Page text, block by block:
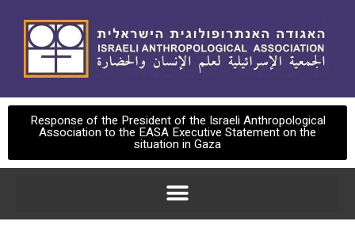
Response of the President of the Israeli Anthropological
Association to the EASA Executive Statement on the
situation in Gaza